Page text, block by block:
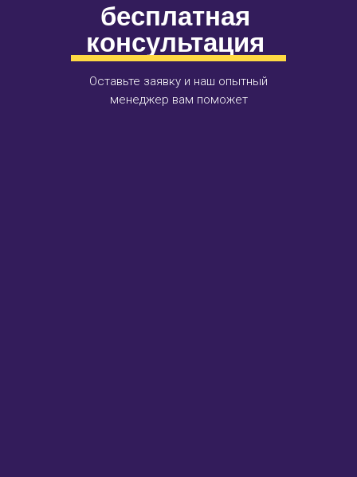
бесплатная
консультация
Оставьте заявку и наш опытный
менеджер вам поможет